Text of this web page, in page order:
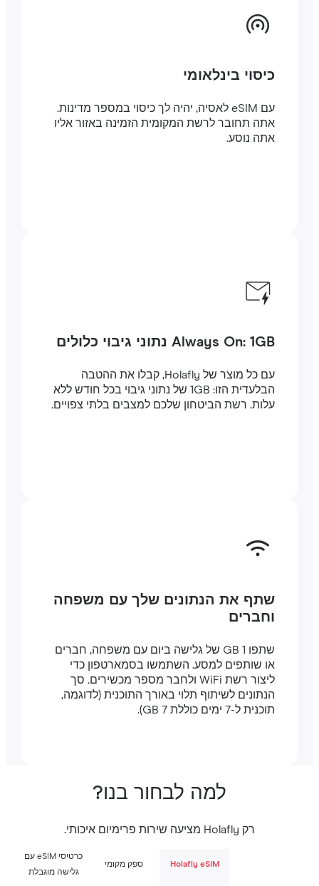
כיסוי בינלאומי
עם eSIM לאסיה, יהיה לך כיסוי במספר מדינות.
אתה תחובר לרשת המקומית הזמינה באזור אליו
אתה נוסע.
Always On: 1GB נתוני גיבוי כלולים
עם כל מוצר של Holafly, קבלו את ההטבה
הבלעדית הזו: 1GB של נתוני גיבוי בכל חודש ללא
עלות. רשת הביטחון שלכם למצבים בלתי צפויים.
שתף את הנתונים שלך עם משפחה
וחברים
שתפו 1 GB של גלישה ביום עם משפחה, חברים
או שותפים למסע. השתמשו בסמארטפון כדי
ליצור רשת WiFi ולחבר מספר מכשירים. סך
הנתונים לשיתוף תלוי באורך התוכנית (לדוגמה,
תוכנית ל-7 ימים כוללת 7 GB).
למה לבחור בנו?
Holafly eSIM ספק מקומי
כרטיסי eSIM עם
גלישה מוגבלת